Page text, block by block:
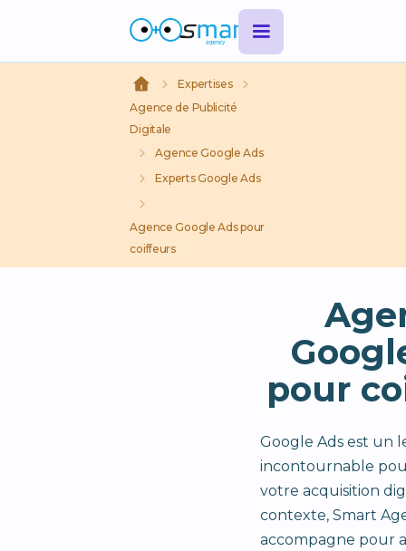
Expertises
Agence de Publicité
Digitale
Agence Google Ads
Experts Google Ads
Agence Google Ads pour
coiffeurs
pour
Google Ads est un
incontournable
votre acquisition
contexte, Smart
accompagne pour